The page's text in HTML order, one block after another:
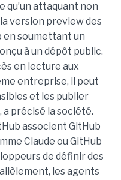
qu’un attaquant non
version preview des
en soumettant un
à un dépôt public.
en lecture aux
entreprise, il peut
et les publier
a précisé la société.
associent GitHub
Claude ou GitHub
de définir des
les agents